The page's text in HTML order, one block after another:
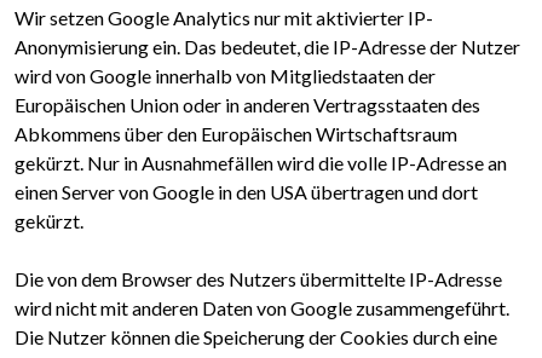
Wir setzen Google Analytics nur mit aktivierter IP-
Anonymisierung ein. Das bedeutet, die IP-Adresse der Nutzer
wird von Google innerhalb von Mitgliedstaaten der
Europäischen Union oder in anderen Vertragsstaaten des
Abkommens über den Europäischen Wirtschaftsraum
gekürzt. Nur in Ausnahmefällen wird die volle IP-Adresse an
einen Server von Google in den USA übertragen und dort
gekürzt.
Die von dem Browser des Nutzers übermittelte IP-Adresse
wird nicht mit anderen Daten von Google zusammengeführt.
Die Nutzer können die Speicherung der Cookies durch eine